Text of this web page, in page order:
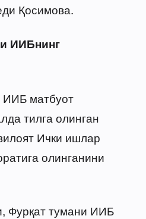
Қосимова.
ИИБнинг
ИИБ матбуот
тилга олинган
Ички ишлар
олинганини
Фурқат тумани ИИБ